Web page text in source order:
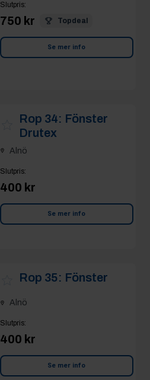
Slutpris:
750 kr Topdeal
Se mer info
Rop 34: Fönster
Drutex
Alnö
Slutpris:
400 kr
Se mer info
Rop 35: Fönster
Alnö
Slutpris:
400 kr
Se mer info